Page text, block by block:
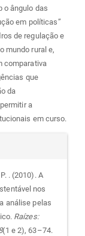
o ângulo das
em políticas”
de regulação e
mundo rural e,
comparativa
que
da
a
em curso.
. (2010). A
nos
análise pelas
Raízes:
(1 e 2), 63–74.